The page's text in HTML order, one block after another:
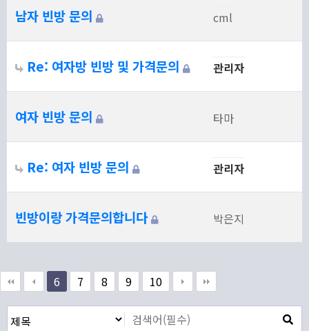
남자 빈방 문의 cml
Re: 여자방 빈방 및 가격문의 관리자
여자 빈방 문의 타마
Re: 여자 빈방 문의 관리자
빈방이랑 가격문의합니다 박은지
6 7 8 9 10